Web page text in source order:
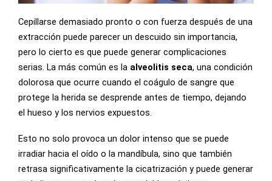
Cepillarse demasiado pronto o con fuerza después de una
extracción puede parecer un descuido sin importancia,
pero lo cierto es que puede generar complicaciones
serias. La más común es la alveolitis seca, una condición
dolorosa que ocurre cuando el coágulo de sangre que
protege la herida se desprende antes de tiempo, dejando
el hueso y los nervios expuestos.
Esto no solo provoca un dolor intenso que se puede
irradiar hacia el oído o la mandíbula, sino que también
retrasa significativamente la cicatrización y puede generar